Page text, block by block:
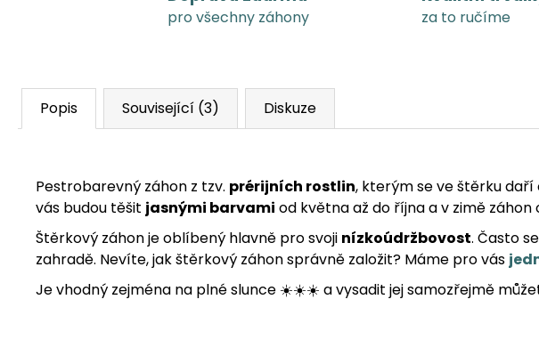
pro všechny záhony za to ručíme
Popis Související (3) Diskuze
Pestrobarevný záhon z tzv. prérijních rostlin, kterým se ve štěrku
vás budou těšit jasnými barvami od května až do října a v zimě
Štěrkový záhon je oblíbený hlavně pro svoji nízkoúdržbovost. Často
zahradě. Nevíte, jak štěrkový záhon správně založit? Máme pro vás
Je vhodný zejména na plné slunce ☀️☀️☀️ a vysadit jej samozřejmě